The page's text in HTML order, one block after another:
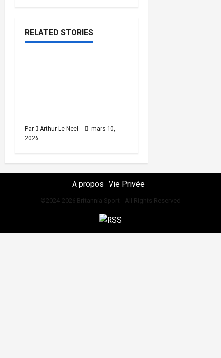
g
n
RELATED STORIES
Skateboard
Par Arthur Le Neel
mars 10,
2026
A propos Vie Privée
©2024-2026 Britannia Sport - All Rights Reserved